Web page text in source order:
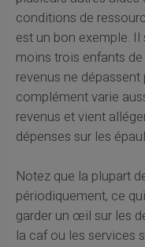
conditions de
est un bon exemple.
moins trois enfants
revenus ne
complément varie
revenus et vient
dépenses sur les
Notez que la plupart
périodiquement, ce
garder un œil sur les
la caf ou les services